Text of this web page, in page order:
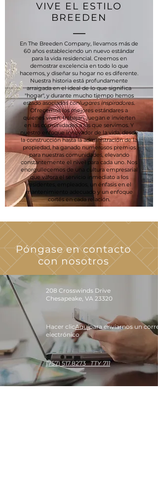
VIVE EL ESTILO
BREEDEN
En The Breeden Company, llevamos más de
60 años estableciendo un nuevo estándar
para la vida residencial. Creemos en
demostrar excelencia en todo lo que
hacemos, y diseñar su hogar no es diferente.
Nuestra historia está profundamente
arraigada en el ideal de lo que significa
"hogar", y durante mucho tiempo hemos
estado asociados conlugares inspiradores.
Ofrecemos los mejores estándares a
quienes viven, trabajan, juegan e invierten
en las comunidades a las que servimos. Y
nuestro enfoque innovador de la vida, desde
la construcción hasta la administración de la
propiedad, ha ganado numerosos premios
para nuestras comunidades, elevando
constantemente el nivel para cada uno. Nos
enorgullecemos de una cultura empresarial
que valora el servicio inmediato a los
residentes, empleados, un énfasis en el
mantenimiento adecuado y un enfoque
cortés en cada relación.
Póngase en contacto
con nosotros
208 Crosswinds Drive
Chesapeake, VA 23320
Hacer clicAquípara enviarnos un
electrónico
(757) 517.8273TTY 711